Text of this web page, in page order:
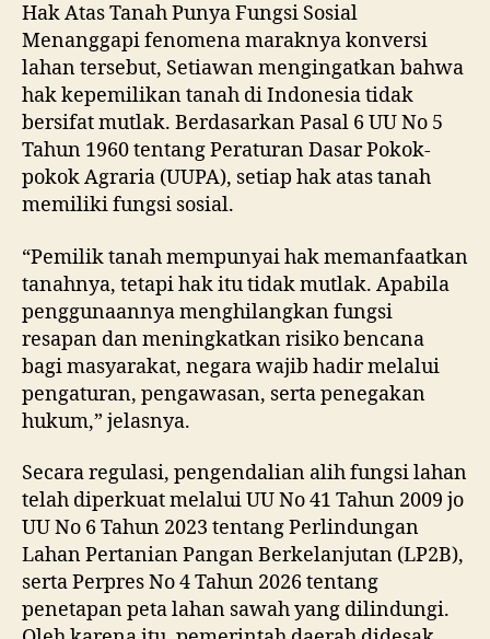
Hak Atas Tanah Punya Fungsi Sosial
Menanggapi fenomena maraknya konversi
lahan tersebut, Setiawan mengingatkan bahwa
hak kepemilikan tanah di Indonesia tidak
bersifat mutlak. Berdasarkan Pasal 6 UU No 5
Tahun 1960 tentang Peraturan Dasar Pokok-
pokok Agraria (UUPA), setiap hak atas tanah
memiliki fungsi sosial.
“Pemilik tanah mempunyai hak memanfaatkan
tanahnya, tetapi hak itu tidak mutlak. Apabila
penggunaannya menghilangkan fungsi
resapan dan meningkatkan risiko bencana
bagi masyarakat, negara wajib hadir melalui
pengaturan, pengawasan, serta penegakan
hukum,” jelasnya.
Secara regulasi, pengendalian alih fungsi lahan
telah diperkuat melalui UU No 41 Tahun 2009 jo
UU No 6 Tahun 2023 tentang Perlindungan
Lahan Pertanian Pangan Berkelanjutan (LP2B),
serta Perpres No 4 Tahun 2026 tentang
penetapan peta lahan sawah yang dilindungi.